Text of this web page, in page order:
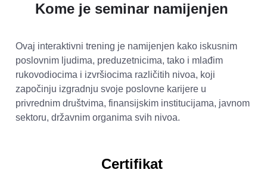
Kome je seminar namijenjen
Ovaj interaktivni trening je namijenjen kako iskusnim
poslovnim ljudima, preduzetnicima, tako i mlađim
rukovodiocima i izvršiocima različitih nivoa, koji
započinju izgradnju svoje poslovne karijere u
privrednim društvima, finansijskim institucijama, javnom
sektoru, državnim organima svih nivoa.
Certifikat